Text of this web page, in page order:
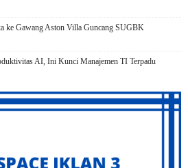
ke Gawang Aston Villa Guncang SUGBK
AI, Ini Kunci Manajemen TI Terpadu